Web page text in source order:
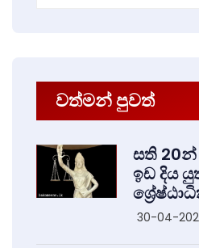
වත්මන් පුවත්
සති 20න්
ඉඩ දිය
30-04-